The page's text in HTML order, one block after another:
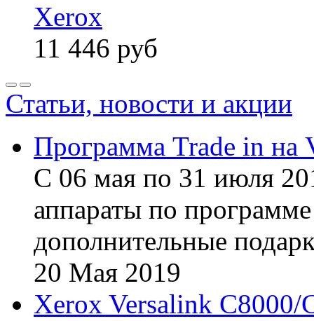
Xerox
11 446 руб
Статьи, новости и акции
Программа Trade in на
С 06 мая по 31 июля
аппараты по
дополнительные
20 Мая 2019
Xerox Versalink C8000/